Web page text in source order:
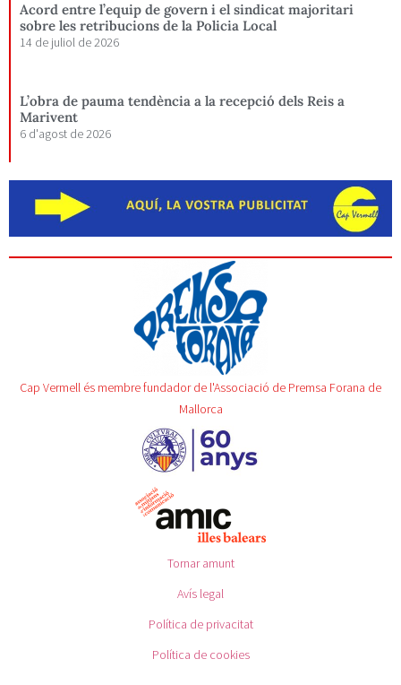
Acord entre l’equip de govern i el sindicat majoritari
sobre les retribucions de la Policia Local
14 de juliol de 2026
L’obra de pauma tendència a la recepció dels Reis a
Marivent
6 d'agost de 2026
Cap Vermell és membre fundador de l'Associació de Premsa Forana de
Mallorca
Tornar amunt
Avís legal
Política de privacitat
Política de cookies